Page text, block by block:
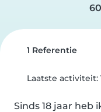
60
1 Referentie
Laatste activiteit:
Sinds 18 jaar heb